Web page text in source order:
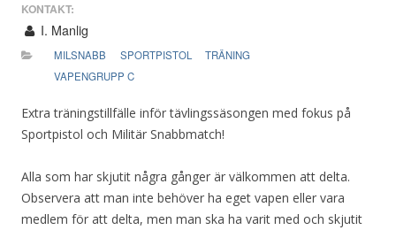
KONTAKT:
I. Manlig
MILSNABB SPORTPISTOL
TRÄNING
VAPENGRUPP C
Extra träningstillfälle inför tävlingssäsongen med fokus på
Sportpistol och Militär Snabbmatch!
Alla som har skjutit några gånger är välkommen att delta.
Observera att man inte behöver ha eget vapen eller vara
medlem för att delta, men man ska ha varit med och skjutit